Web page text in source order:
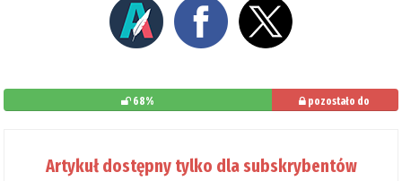
68%
pozostało do
Artykuł dostępny tylko dla subskrybentów